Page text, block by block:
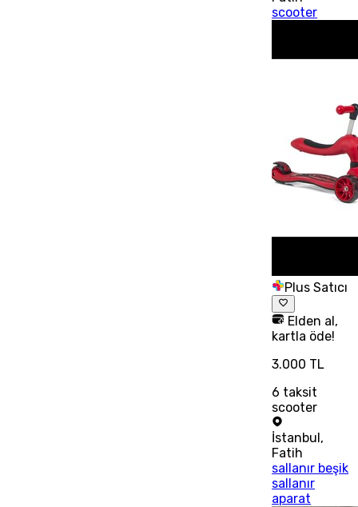
scooter
Plus Satıcı
Elden al,
kartla öde!
3.000 TL
6 taksit
scooter
İstanbul,
Fatih
sallanır beşik
sallanır
aparat